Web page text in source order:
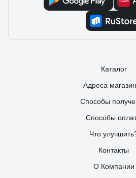
Каталог
Адреса
Способы
Способы
Что
Контакты
О Компании